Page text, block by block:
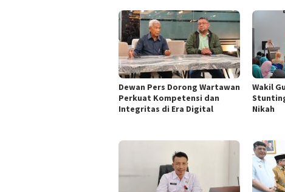
Dewan Pers Dorong Wartawan
Perkuat Kompetensi dan
Integritas di Era Digital
Wakil
Nikah